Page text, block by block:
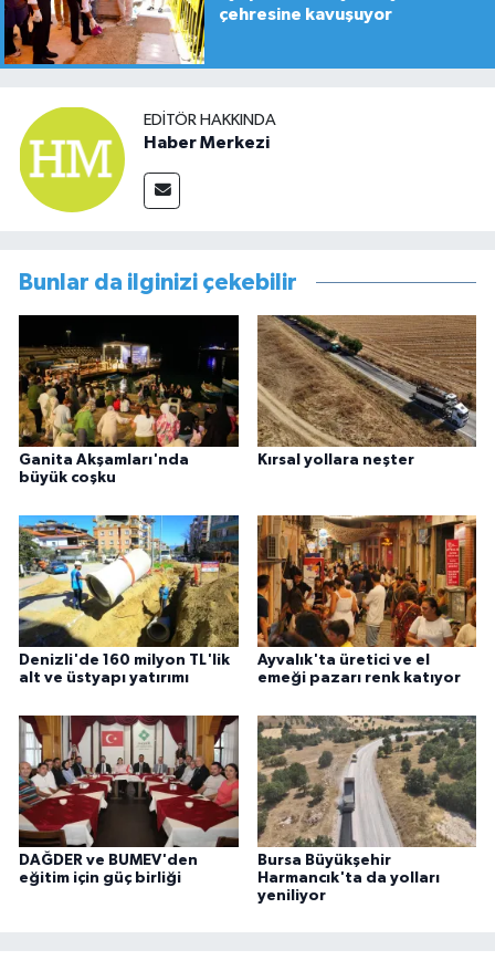
çehresine kavuşuyor
EDITÖR HAKKINDA
Haber Merkezi
Bunlar da ilginizi çekebilir
Ganita Akşamları'nda
büyük coşku
Kırsal yollara neşter
Denizli'de 160 milyon TL'lik
alt ve üstyapı yatırımı
Ayvalık'ta üretici ve el
emeği pazarı renk katıyor
DAĞDER ve BUMEV'den
eğitim için güç birliği
Bursa Büyükşehir
Harmancık'ta da yolları
yeniliyor